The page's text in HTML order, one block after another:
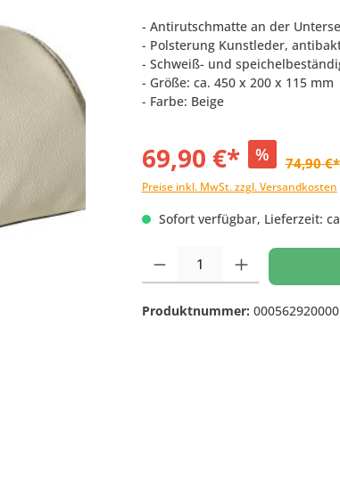
- Antirutschmatte an der
- Polsterung Kunstleder,
- Schweiß- und
- Größe: ca. 450 x 200 x 115 mm
- Farbe: Beige
69,90 €* % 74,90 €*
Preise inkl. MwSt. zzgl. Versandkosten
Sofort verfügbar, Lieferzeit:
Produkt Anzahl: Gib den
Produktnummer: 000562920000